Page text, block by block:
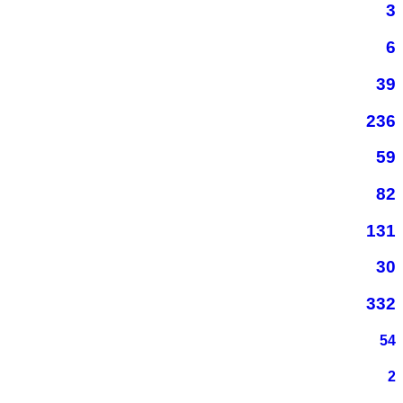
3
6
39
236
59
82
131
30
332
54
2